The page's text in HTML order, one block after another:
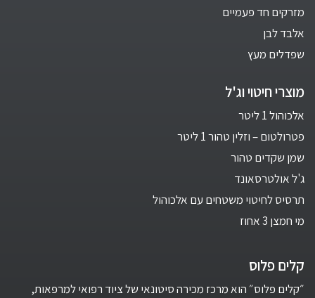
מזרקים חד פעמיים
אלבד לבן
שפדלים מעץ
מוצרי חיטוי וג'ל
אלכוהול 1 ליטר
פטרולטום – וזלין טהור 1 ליטר
שמן שקדים טהור
ג'ל אולטרסאונד
תרסיס לחיטוי משטחים עם אלכוהול
מי חמצן 3 אחוז
קלים פלוס
״קלים פלוס״ הוא מרכז מכירה סיטונאי של ציוד רפואי למרפאות,